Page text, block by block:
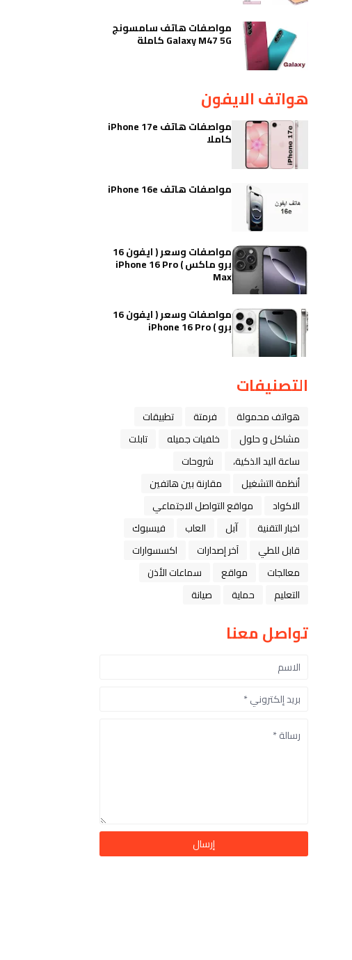
مواصفات هاتف سامسونج
Galaxy M47 5G كاملة
هواتف الايفون
مواصفات هاتف iPhone 17e
كاملا
مواصفات هاتف iPhone 16e
مواصفات وسعر ( ايفون 16
برو ماكس ) iPhone 16 Pro
Max
مواصفات وسعر ( ايفون 16
برو ) iPhone 16 Pro
التصنيفات
هواتف محمولة فرمتة
تطبيقات
مشاكل و حلول
خلفيات جميله
تابلت
ﺳﺎﻋﺔ ﺍﻟﻴﺪ ﺍﻟﺬﻛﻴﺔ،
شروحات
أنظمة التشغيل
مقارنة بين هاتفين
الاكواد
مواقع التواصل الاجتماعي
اخبار التقنية
ﺁﺑﻞ العاب
فيسبوك
قابل للطي
آخر إصدارات
اكسسوارات
معالجات
مواقع
سماعات الأذن
التعليم
حماية صيانة
تواصل معنا